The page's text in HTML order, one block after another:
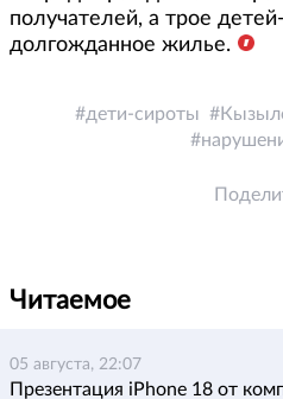
получателей, а трое
долгожданное жилье.
дети-сироты
Читаемое
05 августа, 22:07
Презентация iPhone 18 от